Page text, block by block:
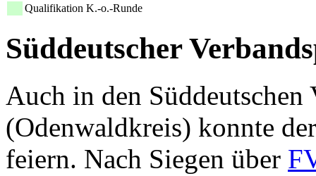
Qualifikation K.-o.-Runde
Süddeutscher
Auch in den Süddeutschen
(Odenwaldkreis) konnte
feiern. Nach Siegen über